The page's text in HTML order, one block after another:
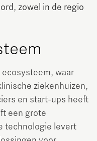
zowel in de regio
waar
ziekenhuizen,
en start-ups heeft
een grote
technologie levert